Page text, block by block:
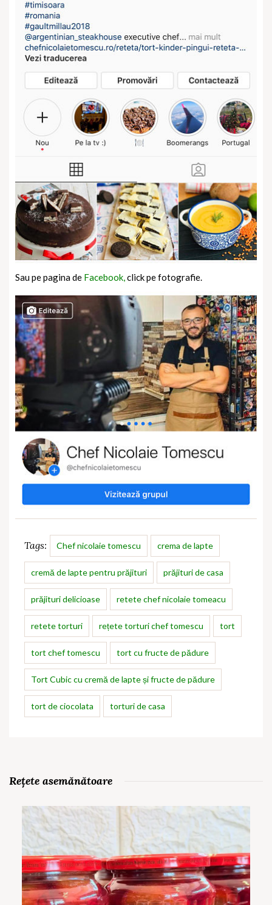
Sau pe pagina de Facebook,click pe fotografie.
Tags: Chef nicolaie tomescu crema de lapte
cremă de lapte pentru prăjituri prăjituri de casa
prăjituri delicioase retete chef nicolaie tomeacu
retete torturi rețete torturi chef tomescu tort
tort chef tomescu tort cu fructe de pădure
Tort Cubic cu cremă de lapte și fructe de pădure
tort de ciocolata torturi de casa
Rețete asemănătoare